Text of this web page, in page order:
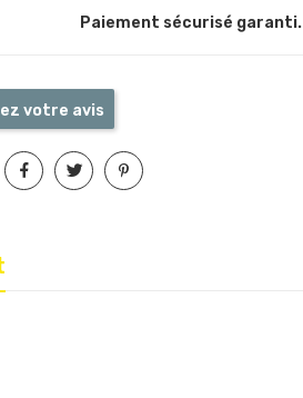
Paiement sécurisé garanti.
votre avis